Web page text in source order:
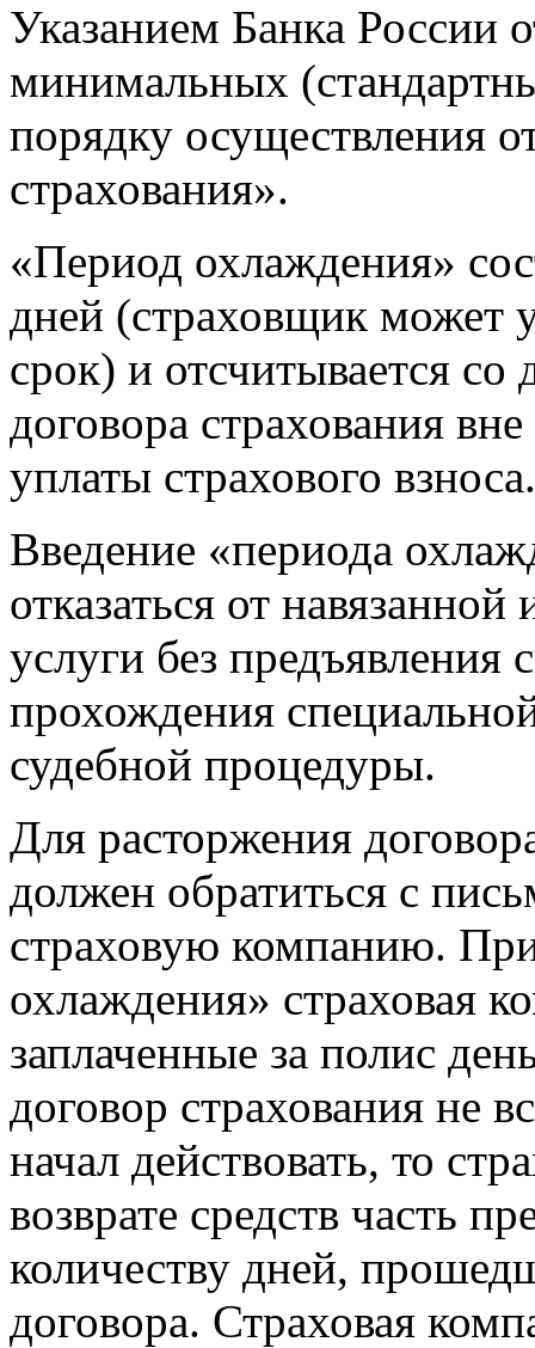
Указанием Банка
минимальных
порядку осуществления
страхования».
«Период охлаждения»
дней (страховщик может
срок) и отсчитывается
договора страхования
уплаты страхового взноса.
Введение «периода
отказаться от
услуги без
прохождения
судебной процедуры.
Для расторжения
должен обратиться с
страховую компанию. При
охлаждения» страховая
заплаченные за полис
договор страхования не
начал действовать, то
возврате средств часть
количеству дней,
договора. Страховая